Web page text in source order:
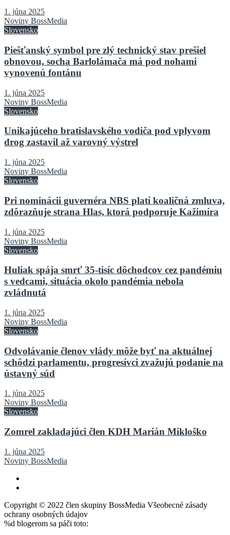
1. júna 2025
Noviny BossMedia
Slovensko
Piešťanský symbol pre zlý technický stav prešiel
obnovou, socha Barlolámača má pod nohami
vynovenú fontánu
1. júna 2025
Noviny BossMedia
Slovensko
Unikajúceho bratislavského vodiča pod vplyvom
drog zastavil až varovný výstrel
1. júna 2025
Noviny BossMedia
Slovensko
Pri nominácii guvernéra NBS platí koaličná zmluva,
zdôrazňuje strana Hlas, ktorá podporuje Kažimíra
1. júna 2025
Noviny BossMedia
Slovensko
Huliak spája smrť 35-tisíc dôchodcov cez pandémiu
s vedcami, situácia okolo pandémia nebola
zvládnutá
1. júna 2025
Noviny BossMedia
Slovensko
Odvolávanie členov vlády môže byť na aktuálnej
schôdzi parlamentu, progresívci zvažujú podanie na
ústavný súd
1. júna 2025
Noviny BossMedia
Slovensko
Zomrel zakladajúci člen KDH Marián Mikloško
1. júna 2025
Noviny BossMedia
Copyright © 2022 člen skupiny BossMedia Všeobecné zásady
ochrany osobných údajov
%d blogerom sa páči toto: